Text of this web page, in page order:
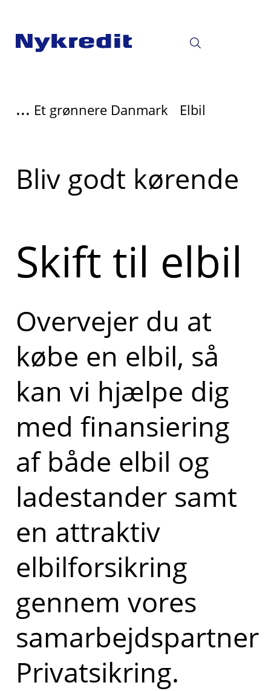
... Et grønnere Danmark Elbil
Læs
mere
Bliv godt kørende
Skift til elbil
Overvejer du at
købe en elbil, så
kan vi hjælpe dig
med finansiering
af både elbil og
ladestander samt
en attraktiv
elbilforsikring
gennem vores
samarbejdspartner
Privatsikring.